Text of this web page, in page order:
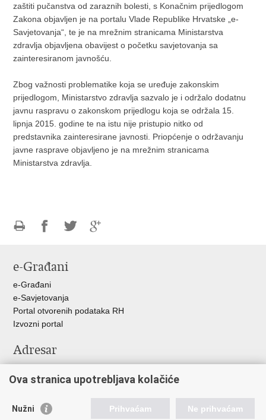
zaštiti pučanstva od zaraznih bolesti, s Konačnim prijedlogom
Zakona objavljen je na portalu Vlade Republike Hrvatske „e-
Savjetovanja“, te je na mrežnim stranicama Ministarstva
zdravlja objavljena obavijest o početku savjetovanja sa
zainteresiranom javnošću.
Zbog važnosti problematike koja se uređuje zakonskim
prijedlogom, Ministarstvo zdravlja sazvalo je i održalo dodatnu
javnu raspravu o zakonskom prijedlogu koja se održala 15.
lipnja 2015. godine te na istu nije pristupio nitko od
predstavnika zainteresirane javnosti. Priopćenje o održavanju
javne rasprave objavljeno je na mrežnim stranicama
Ministarstva zdravlja.
FacebookuTwitteru
e-Građani
e-Građani
e-Savjetovanja
Portal otvorenih podataka RH
Izvozni portal
Adresar
Adresar tijela javne vlasti
Popis dužnosnika u RH
Ova stranica upotrebljava kolačiće
Nužni Prihvaćam Ne prihvaćam